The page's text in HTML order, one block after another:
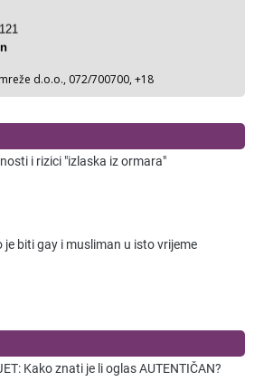
i rizici "izlaska iz ormara"
je biti gay i musliman u isto vrijeme
Kako znati je li oglas AUTENTIČAN?